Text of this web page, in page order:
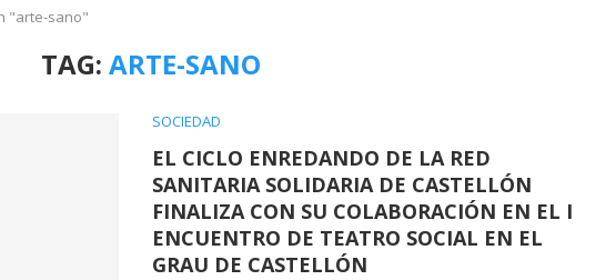
"arte-sano"
TAG: ARTE-SANO
SOCIEDAD
EL CICLO ENREDANDO DE LA RED
SANITARIA SOLIDARIA DE CASTELLÓN
FINALIZA CON SU COLABORACIÓN EN EL I
ENCUENTRO DE TEATRO SOCIAL EN EL
GRAU DE CASTELLÓN